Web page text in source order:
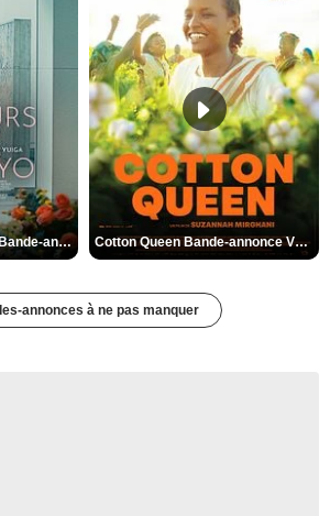
Des Fleurs pour Tokyo Bande-annonce VO STFR Cotton Queen Bande-annonce VO STFR
annonces à ne pas manquer